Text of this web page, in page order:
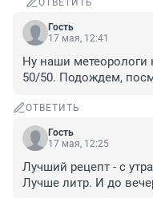
ОТВЕТИТЬ
Гость
17 мая, 12:41
Ну наши метеорологи
50/50. Подождем,
ОТВЕТИТЬ
Гость
17 мая, 12:25
Лучший рецепт - с
Лучше литр. И до